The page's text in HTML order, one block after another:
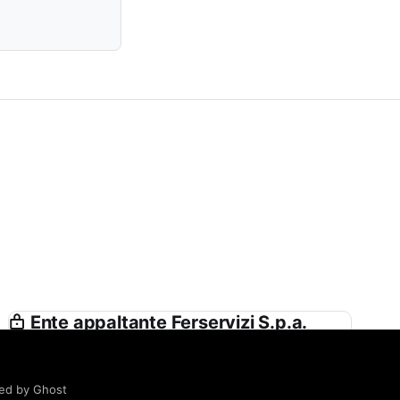
Ente appaltante Ferservizi S.p.a.
Dello Stato Italiane S.p.a.) in Proprio e
by Ghost